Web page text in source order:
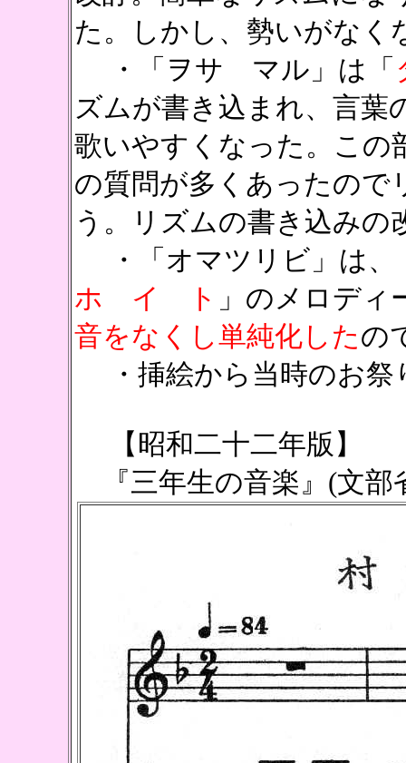
た。しかし、勢いがなく
・「ヲサ マル」は「
ズムが書き込まれ、言葉
歌いやすくなった。この
の質問が多くあったので
う。リズムの書き込みの
・「オマツリビ」は、
ホ イ ト 」のメロディ
音をなくし単純化したの
・挿絵から当時のお祭
【昭和二十二年版】
『三年生の音楽』(文部